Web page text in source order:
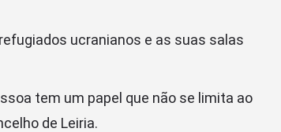
ucranianos e as suas salas
tem um papel que não se limita ao
de Leiria.